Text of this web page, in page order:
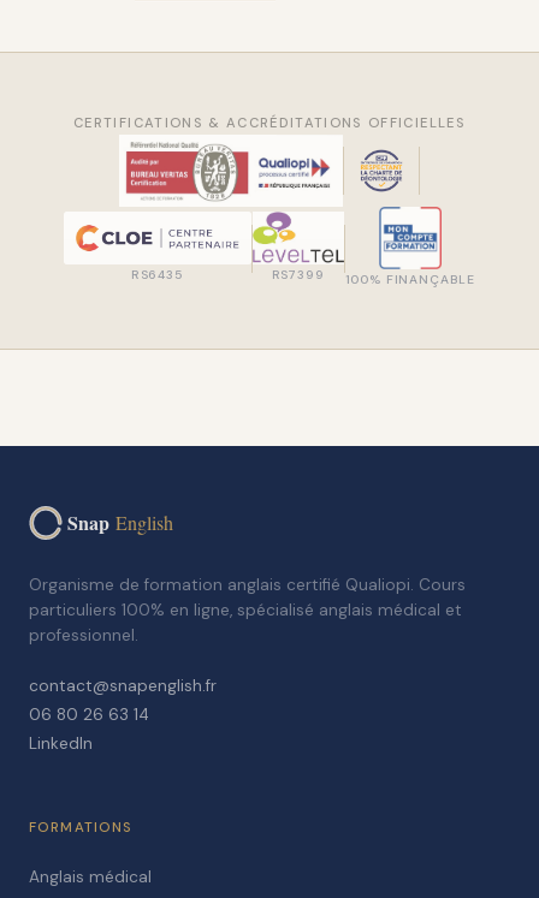
CERTIFICATIONS & ACCRÉDITATIONS OFFICIELLES
RS6435 RS7399 100% FINANÇABLE
Snap English
Organisme de formation anglais certifié Qualiopi. Cours
particuliers 100% en ligne, spécialisé anglais médical et
professionnel.
contact@snapenglish.fr
06 80 26 63 14
LinkedIn
FORMATIONS
Anglais médical